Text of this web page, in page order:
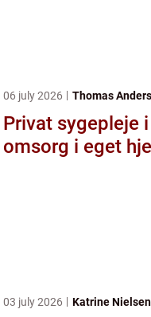
06 july 2026 Thomas
Privat sygepleje
omsorg i eget
03 july 2026 Katrine Nielsen